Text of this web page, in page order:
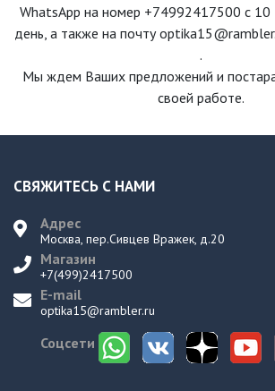
WhatsApp на номер +74992417500 с
день, а также на почту
.
Мы ждем Ваших предложений и
своей работе.
СВЯЖИТЕСЬ С НАМИ
Адрес
Москва, пер.Сивцев Вражек, д.20
Магазин
+7(499)2417500
E-mail
optika15@rambler.ru
Соцсети